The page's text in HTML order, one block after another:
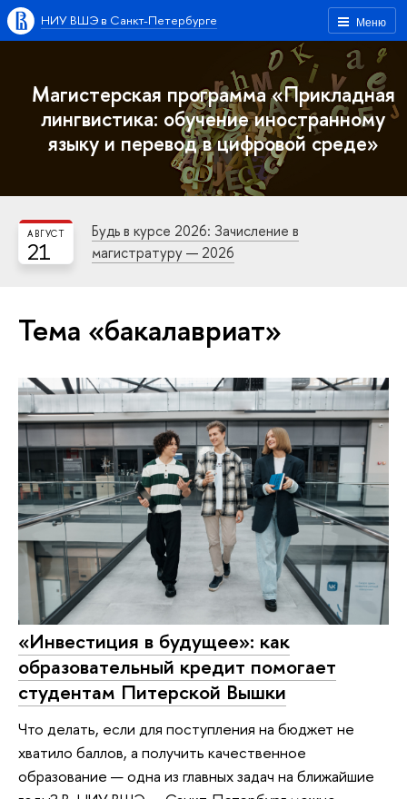
Меню
НИУ ВШЭ в Санкт-Петербурге
Магистерская программа «Прикладная
лингвистика: обучение иностранному
языку и перевод в цифровой среде»
21
АВГУСТ
Будь в курсе 2026: Зачисление в
магистратуру — 2026
Тема «бакалавриат»
«Инвестиция в будущее»: как
образовательный кредит помогает
студентам Питерской Вышки
Что делать, если для поступления на бюджет не
хватило баллов, а получить качественное
образование — одна из главных задач на ближайшие